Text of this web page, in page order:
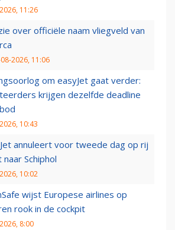
11:26
over officiële naam vliegveld van
2026, 11:06
om easyJet gaat verder:
krijgen dezelfde deadline
10:43
annuleert voor tweede dag op rij
naar Schiphol
10:02
wijst Europese airlines op
rook in de cockpit
8:00